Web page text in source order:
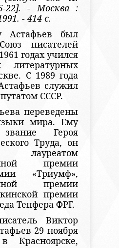
22]. - Москва :
- 414 с.
Астафьев был
писателей
годах учился
С 1989 года
служил
СССР.
переведены
мира. Ему
Героя
Труда, он
лауреатом
премии
«Триумф»,
премии
премии
Тепфера ФРГ.
Виктор
29 ноября
Красноярске,